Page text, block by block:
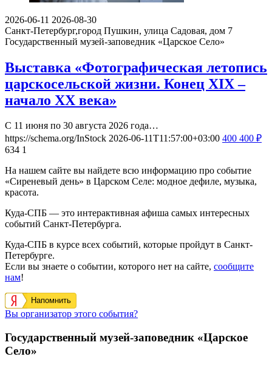
2026-06-11 2026-08-30
Санкт-Петербург,город Пушкин, улица Садовая, дом 7
Государственный музей-заповедник «Царское Село»
Выставка «Фотографическая летопись
царскосельской жизни. Конец XIX –
начало XX века»
С 11 июня по 30 августа 2026 года…
https://schema.org/InStock 2026-06-11T11:57:00+03:00 400 400 ₽
634 1
На нашем сайте вы найдете всю информацию про событие
«Сиреневый день» в Царском Селе: модное дефиле, музыка,
красота.
Куда-СПБ — это интерактивная афиша самых интересных
событий Санкт-Петербурга.
Куда-СПБ в курсе всех событий, которые пройдут в Санкт-
Петербурге.
Если вы знаете о событии, которого нет на сайте, сообщите
нам!
Напомнить
Вы организатор этого события?
Государственный музей-заповедник «Царское
Село»